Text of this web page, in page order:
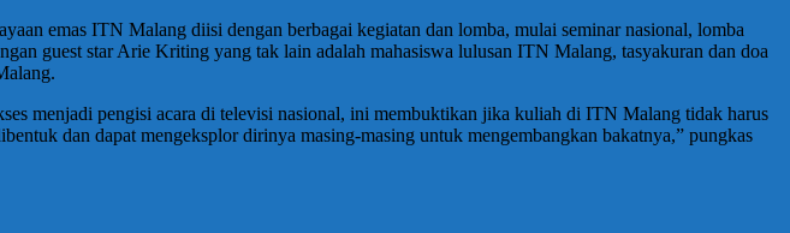
emas ITN Malang diisi dengan berbagai kegiatan dan lomba, mulai seminar nasional, lomba
guest star Arie Kriting yang tak lain adalah mahasiswa lulusan ITN Malang, tasyakuran dan doa
menjadi pengisi acara di televisi nasional, ini membuktikan jika kuliah di ITN Malang tidak harus
dan dapat mengeksplor dirinya masing-masing untuk mengembangkan bakatnya,” pungkas